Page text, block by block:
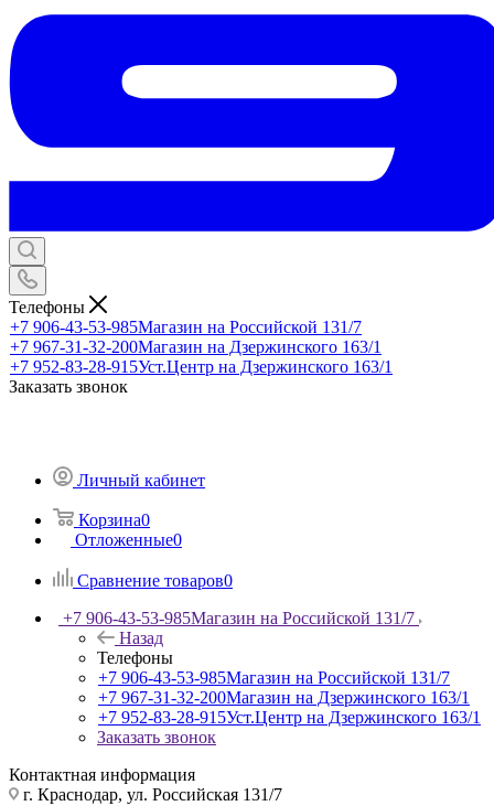
Телефоны
+7 906-43-53-985Магазин на Российской 131/7
+7 967-31-32-200Магазин на Дзержинского 163/1
+7 952-83-28-915Уст.Центр на Дзержинского 163/1
Заказать звонок
Личный кабинет
Корзина0
Отложенные0
Сравнение товаров0
+7 906-43-53-985Магазин на Российской 131/7
Назад
Телефоны
+7 906-43-53-985Магазин на Российской 131/7
+7 967-31-32-200Магазин на Дзержинского 163/1
+7 952-83-28-915Уст.Центр на Дзержинского 163/1
Заказать звонок
Контактная информация
г. Краснодар, ул. Российская 131/7